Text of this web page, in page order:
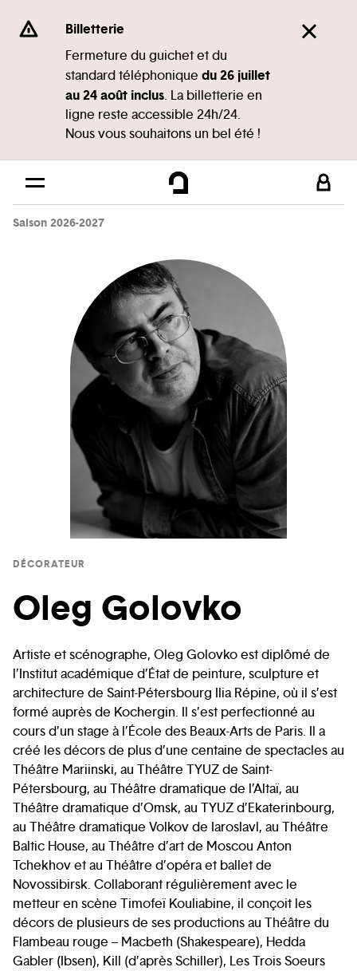
Se rendre au
Contenu principal
Pied de page
Billetterie
Fermeture du guichet et du
standard téléphonique du 26 juillet
au 24 août inclus. La billetterie en
ligne reste accessible 24h/24.
Nous vous souhaitons un bel été !
Saison 2026-2027
DÉCORATEUR
Oleg Golovko
Artiste et scénographe, Oleg Golovko est diplômé de
l’Institut académique d’État de peinture, sculpture et
architecture de Saint-Pétersbourg Ilia Répine, où il s’est
formé auprès de Kochergin. Il s’est perfectionné au
cours d’un stage à l’École des Beaux-Arts de Paris. Il a
créé les décors de plus d’une centaine de spectacles au
Théâtre Mariinski, au Théâtre TYUZ de Saint-
Pétersbourg, au Théâtre dramatique de l’Altaï, au
Théâtre dramatique d’Omsk, au TYUZ d’Ekaterinbourg,
au Théâtre dramatique Volkov de Iaroslavl, au Théâtre
Baltic House, au Théâtre d’art de Moscou Anton
Tchekhov et au Théâtre d’opéra et ballet de
Novossibirsk. Collaborant régulièrement avec le
metteur en scène Timofeï Kouliabine, il conçoit les
décors de plusieurs de ses productions au Théâtre du
Flambeau rouge – Macbeth (Shakespeare), Hedda
Gabler (Ibsen), Kill (d’après Schiller), Les Trois Soeurs